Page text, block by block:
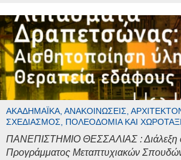
ΑΚΑΔΗΜΑΪΚΆ, ΑΝΑΚΟΙΝΏΣΕΙΣ,
ΣΧΕΔΙΑΣΜΌΣ, ΠΟΛΕΟΔΟΜΊΑ ΚΑΙ
ΠΑΝΕΠΙΣΤΗΜΙΟ ΘΕΣΣΑΛΙΑΣ : Διάλεξη
Προγράμματος Μεταπτυχιακών